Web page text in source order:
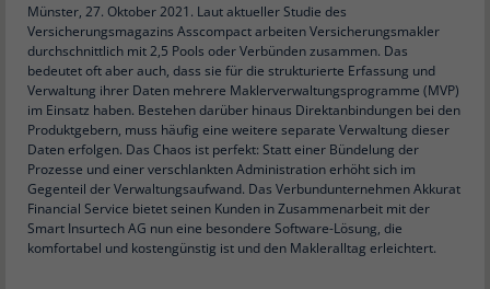
Münster, 27. Oktober 2021. Laut aktueller Studie des
Versicherungsmagazins Asscompact arbeiten Versicherungsmakler
durchschnittlich mit 2,5 Pools oder Verbünden zusammen. Das
bedeutet oft aber auch, dass sie für die strukturierte Erfassung und
Verwaltung ihrer Daten mehrere Maklerverwaltungsprogramme (MVP)
im Einsatz haben. Bestehen darüber hinaus Direktanbindungen bei den
Produktgebern, muss häufig eine weitere separate Verwaltung dieser
Daten erfolgen. Das Chaos ist perfekt: Statt einer Bündelung der
Prozesse und einer verschlankten Administration erhöht sich im
Gegenteil der Verwaltungsaufwand. Das Verbundunternehmen Akkurat
Financial Service bietet seinen Kunden in Zusammenarbeit mit der
Smart Insurtech AG nun eine besondere Software-Lösung, die
komfortabel und kostengünstig ist und den Makleralltag erleichtert.